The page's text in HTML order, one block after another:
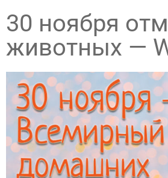
30 ноября
животных —